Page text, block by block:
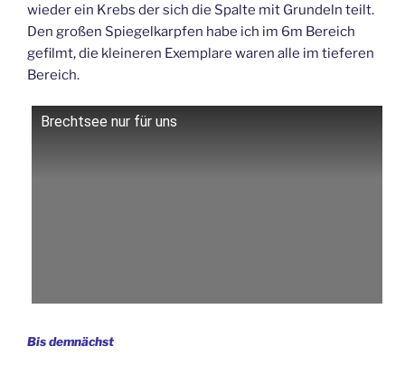
wieder ein Krebs der sich die Spalte mit Grundeln teilt.
Den großen Spiegelkarpfen habe ich im 6m Bereich
gefilmt, die kleineren Exemplare waren alle im tieferen
Bereich.
Brechtsee nur für uns
Bis demnächst